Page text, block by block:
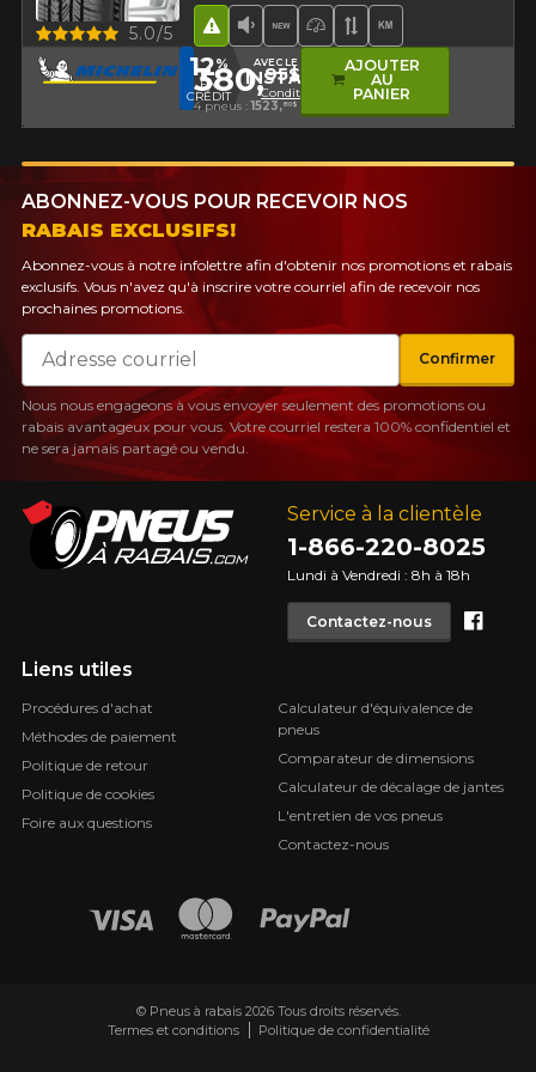
Faible niveau sonore
Nouveau produit
Pneu haute
Bande de
Haut
Hasard routier
Aperçu 5.0/5
12%
EN
CRÉDIT
AVEC LE CODE
INSTALL12
Conditions
380,95$
4 pneus : 1523,80$
AJOUTER
AU
PANIER
Service à la clientèle
1-866-220-8025
Lundi à Vendredi : 8h à 18h
Contactez-nous
Liens utiles
Procédures d'achat
Méthodes de paiement
Politique de retour
Politique de cookies
Foire aux questions
Calculateur d'équivalence de
pneus
Comparateur de dimensions
Calculateur de décalage de jantes
L'entretien de vos pneus
Contactez-nous
ABONNEZ-VOUS POUR RECEVOIR NOS
RABAIS EXCLUSIFS!
Abonnez-vous à notre infolettre afin d'obtenir nos promotions et rabais
exclusifs. Vous n'avez qu'à inscrire votre courriel afin de recevoir nos
prochaines promotions.
Courriel
Confirmer
Nous nous engageons à vous envoyer seulement des promotions ou
rabais avantageux pour vous. Votre courriel restera 100% confidentiel et
ne sera jamais partagé ou vendu.
© Pneus à rabais 2026 Tous droits réservés.
Termes et conditions
Politique de confidentialité